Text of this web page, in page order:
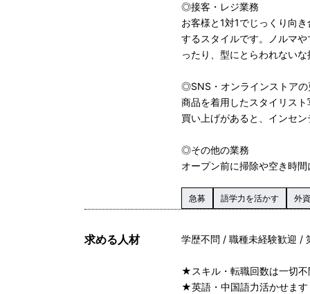
◎接客・レジ業務
お客様と1対1でじっくり向
するスタイルです。ノルマ
ったり、型にとらわれない
◎SNS・オンラインストアの
商品を着用したスタイリス
買い上げがあると、インセ
◎その他の業務
オープン前に掃除や空き時
急募 語学力を活かす 外
求める人材 学歴不問 / 職種未経験歓迎 /
★スキル・転職回数は一切
★英語・中国語力活かせます